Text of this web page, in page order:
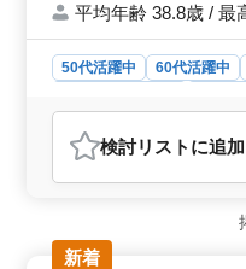
平均年齢 38.8歳 / 最
50代活躍中 60代活躍中
おすすめポイント
＜生活サポートが整っ
からの転居を伴う方や
の環境です。まかないも
し、仕事に集中できる
検討リスト に追加
新着